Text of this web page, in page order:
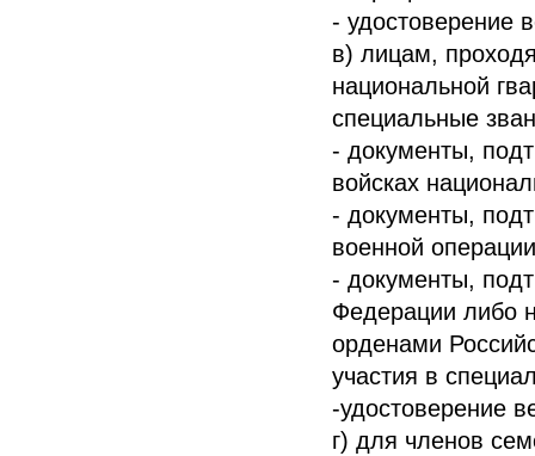
- удостоверение
в) лицам,
национальной
специальные
- документы,
войсках
- документы,
военной
- документы,
Федерации либо
орденами
участия в
-удостоверение
г) для членов